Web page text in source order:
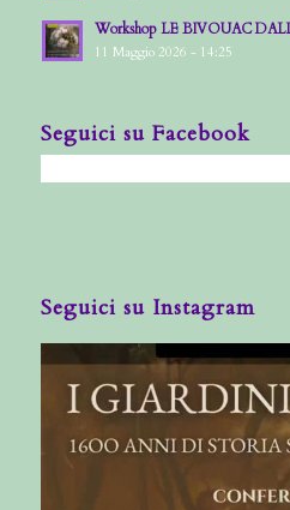
Workshop LE BIVOUAC
11 Maggio 2026 - 14:25
Seguici su Facebook
Seguici su Instagram